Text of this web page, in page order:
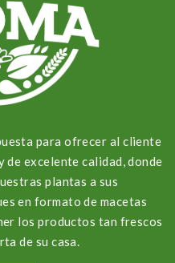
para ofrecer al cliente
excelente calidad, donde
plantas a sus
en formato de macetas
los productos tan frescos
de su casa.